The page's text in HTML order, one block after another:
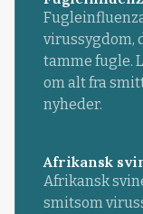
virussygdom,
tamme fugle.
om alt fra
nyheder.
Afrikansk
Afrikansk
smitsom